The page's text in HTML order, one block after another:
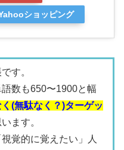
ショッピング
す。
数も650〜1900と幅
(無駄なく？)ターゲッ
ます。
覚的に覚えたい」人